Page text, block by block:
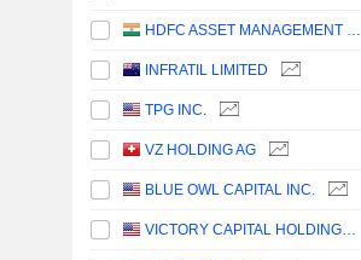
HDFC ASSET MANAGEMENT COMPANY LIMITED
INFRATIL LIMITED
TPG INC.
VZ HOLDING AG
BLUE OWL CAPITAL INC.
VICTORY CAPITAL HOLDINGS, INC.